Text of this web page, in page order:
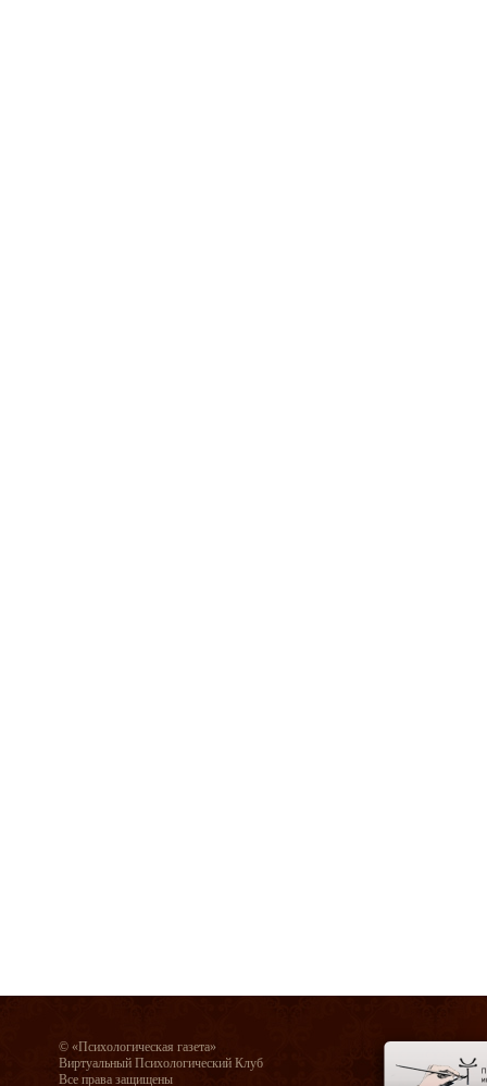
© «Психологическая газета»
Виртуальный Психологический Клуб
Все права защищены